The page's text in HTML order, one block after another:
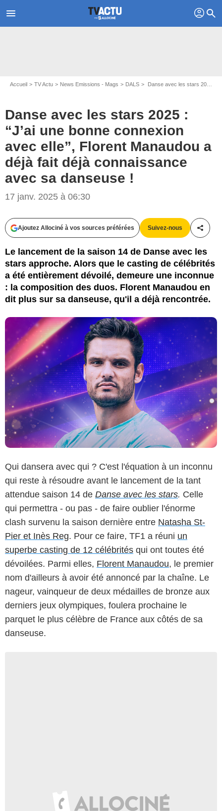
menu profil search
Accueil TV Actu News Emissions - Mags DALS Danse avec les stars 2025 : “J’ai une bonne connexion avec elle”, Florent Manaudou a déjà fait déjà connaissance avec sa danseuse !
Danse avec les stars 2025 :
“J’ai une bonne connexion
avec elle”, Florent Manaudou a
déjà fait déjà connaissance
avec sa danseuse !
17 janv. 2025 à 06:30
Ajoutez Allociné à vos sources préférées Suivez-nous
Le lancement de la saison 14 de Danse avec les
stars approche. Alors que le casting de célébrités
a été entièrement dévoilé, demeure une inconnue
: la composition des duos. Florent Manaudou en
dit plus sur sa danseuse, qu'il a déjà rencontrée.
Qui dansera avec qui ? C'est l'équation à un inconnu
qui reste à résoudre avant le lancement de la tant
attendue saison 14 de Danse avec les stars. Celle
qui permettra - ou pas - de faire oublier l'énorme
clash survenu la saison dernière entre Natasha St-
Pier et Inès Reg. Pour ce faire, TF1 a réuni un
superbe casting de 12 célébrités qui ont toutes été
dévoilées. Parmi elles, Florent Manaudou, le premier
nom d'ailleurs à avoir été annoncé par la chaîne. Le
nageur, vainqueur de deux médailles de bronze aux
derniers jeux olympiques, foulera prochaine le
parquet le plus célèbre de France aux côtés de sa
danseuse.